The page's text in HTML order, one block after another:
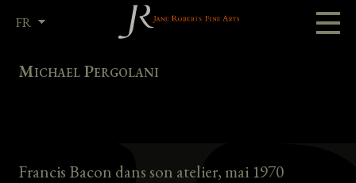
FR
Michael Pergolani
Francis Bacon dans son atelier, mai 1970